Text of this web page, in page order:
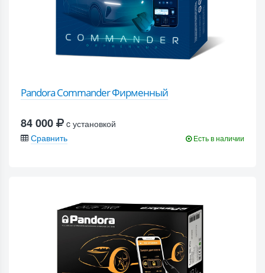
Pandora Commander Фирменный
84 000
c установкой
Сравнить
Есть в наличии